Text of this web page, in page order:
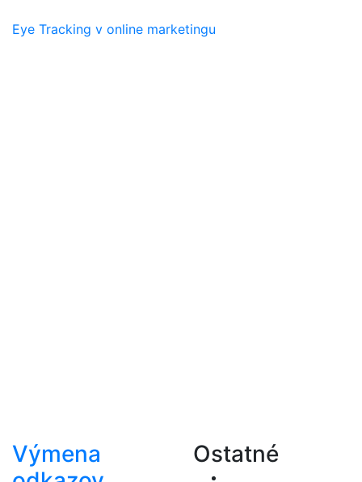
Eye Tracking v online marketingu
Výmena
Ostatné